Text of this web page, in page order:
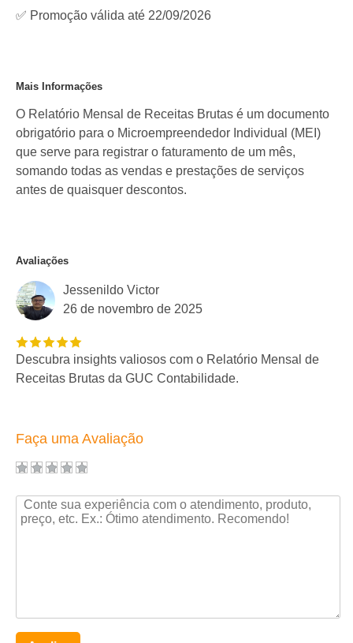
✅ Promoção válida até 22/09/2026
Mais Informações
O Relatório Mensal de Receitas Brutas é um documento
obrigatório para o Microempreendedor Individual (MEI)
que serve para registrar o faturamento de um mês,
somando todas as vendas e prestações de serviços
antes de quaisquer descontos.
Avaliações
Jessenildo Victor
26 de novembro de 2025
Descubra insights valiosos com o Relatório Mensal de
Receitas Brutas da GUC Contabilidade.
Faça uma Avaliação